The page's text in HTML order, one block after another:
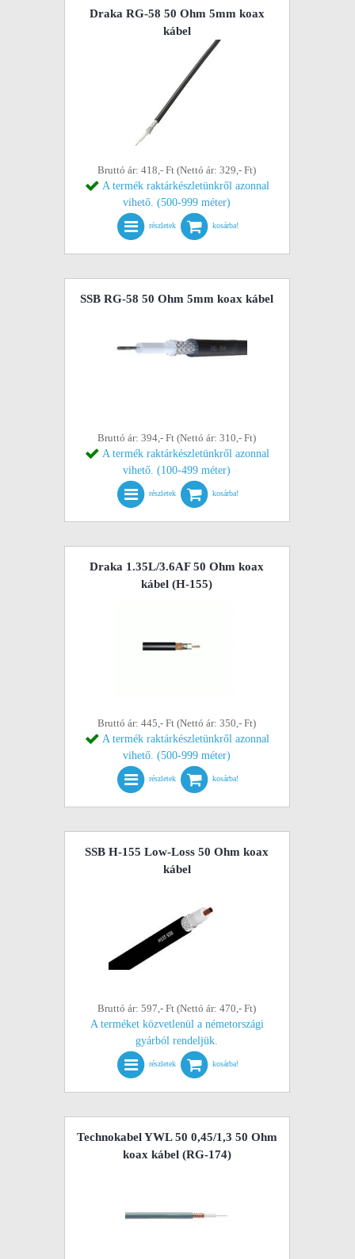
Draka RG-58 50 Ohm 5mm koax
kábel
Bruttó ár: 418,- Ft (Nettó ár: 329,- Ft)
A termék raktárkészletünkről azonnal
vihető. (500-999 méter)
részletek kosárba!
SSB RG-58 50 Ohm 5mm koax kábel
Bruttó ár: 394,- Ft (Nettó ár: 310,- Ft)
A termék raktárkészletünkről azonnal
vihető. (100-499 méter)
részletek kosárba!
Draka 1.35L/3.6AF 50 Ohm koax
kábel (H-155)
Bruttó ár: 445,- Ft (Nettó ár: 350,- Ft)
A termék raktárkészletünkről azonnal
vihető. (500-999 méter)
részletek kosárba!
SSB H-155 Low-Loss 50 Ohm koax
kábel
Bruttó ár: 597,- Ft (Nettó ár: 470,- Ft)
A terméket közvetlenül a németországi
gyárból rendeljük.
részletek kosárba!
Technokabel YWL 50 0,45/1,3 50 Ohm
koax kábel (RG-174)